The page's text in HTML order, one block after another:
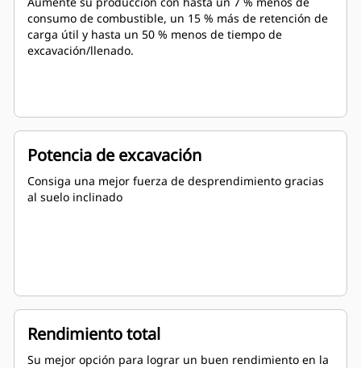
consumo de combustible, un 15 % más de retención de
carga útil y hasta un 50 % menos de tiempo de
excavación/llenado.
Potencia de excavación
Consiga una mejor fuerza de desprendimiento gracias
al suelo inclinado
Rendimiento total
Su mejor opción para lograr un buen rendimiento en la